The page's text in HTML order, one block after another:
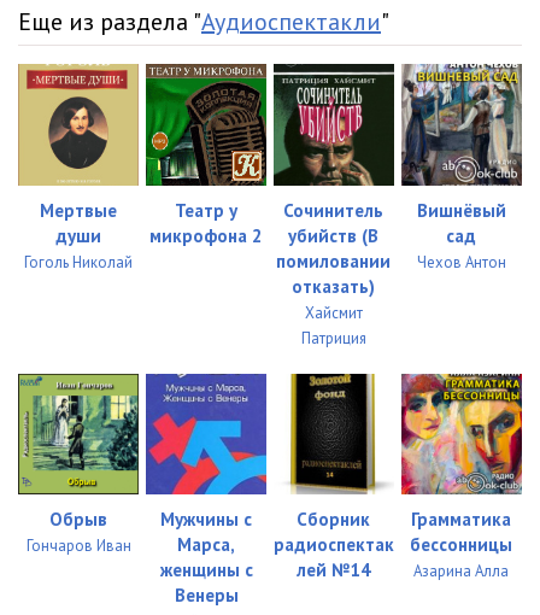
Еще из раздела "Аудиоспектакли"
Мертвые
души
Гоголь Николай
Театр у
микрофона 2
Сочинитель
убийств (В
помиловании
отказать)
Хайсмит
Патриция
Вишнёвый
сад
Чехов Антон
Обрыв
Гончаров Иван
Мужчины с
Марса,
женщины с
Венеры
Сборник
радиоспектак
лей №14
Грамматика
бессонницы
Азарина Алла